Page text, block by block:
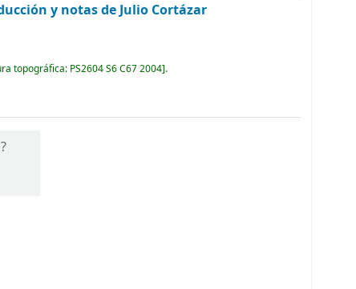
y notas de Julio Cortázar
topográfica: PS2604 S6 C67 2004 .